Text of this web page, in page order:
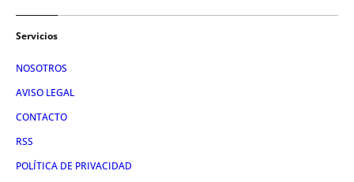
Servicios
NOSOTROS
AVISO LEGAL
CONTACTO
RSS
POLÍTICA DE PRIVACIDAD